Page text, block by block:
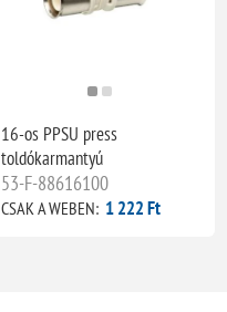
16-os PPSU press
toldókarmantyú
53-F-88616100
CSAK A WEBEN: 1 222 Ft